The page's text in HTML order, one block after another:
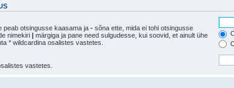
peab otsingusse kaasama ja - sõna ette, mida ei tohi otsingusse
nimekiri | märgiga ja pane need sulgudesse, kui soovid, et ainult ühe
* wildcardina osalistes vastetes.
vastetes.